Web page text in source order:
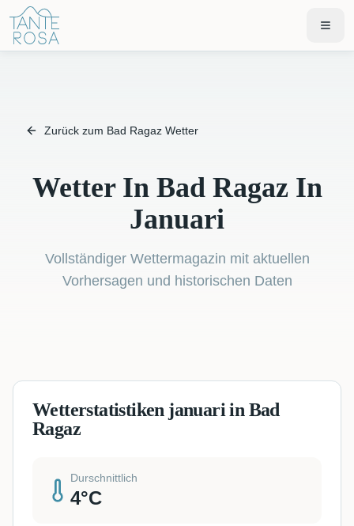
Zurück zum Bad Ragaz Wetter
Wetter In Bad Ragaz In
Januari
Vollständiger Wettermagazin mit aktuellen
Vorhersagen und historischen Daten
Wetterstatistiken januari in Bad
Ragaz
Durschnittlich
4°C